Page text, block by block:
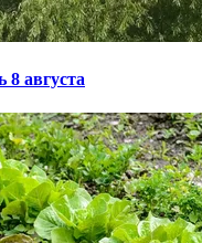
8 августа